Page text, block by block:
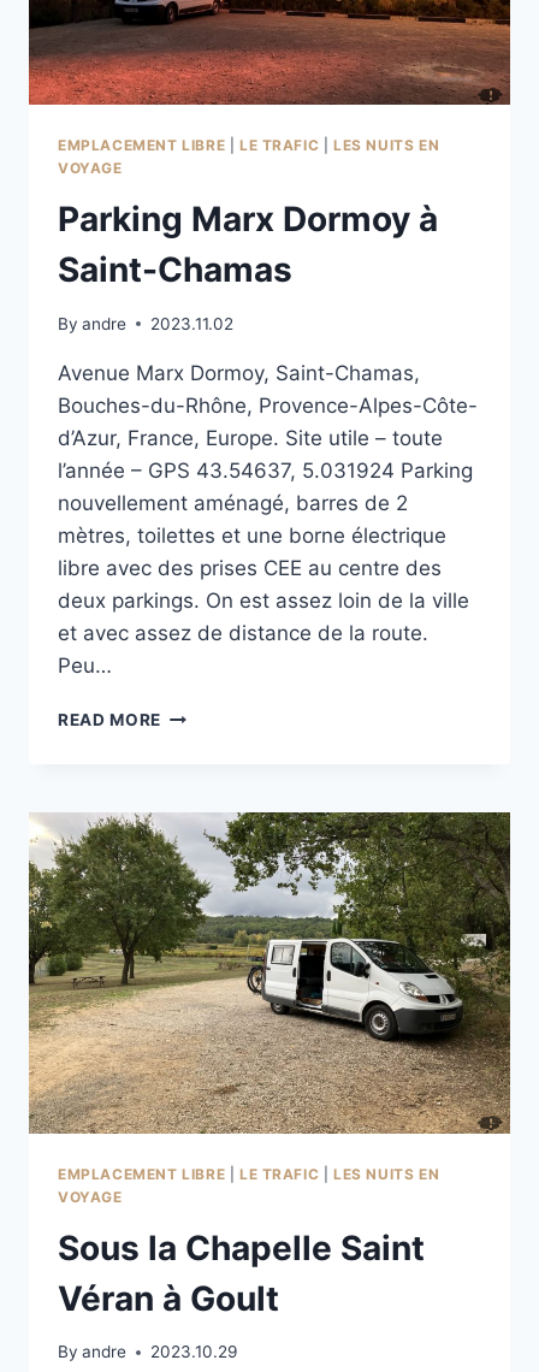
EMPLACEMENT LIBRE LE TRAFIC |LES NUITS EN
VOYAGE
Parking Marx Dormoy à
Saint-Chamas
By andre 2023.11.02
Avenue Marx Dormoy, Saint-Chamas,
Bouches-du-Rhône, Provence-Alpes-Côte-
d’Azur, France, Europe. Site utile – toute
l’année – GPS 43.54637, 5.031924 Parking
nouvellement aménagé, barres de 2
mètres, toilettes et une borne électrique
libre avec des prises CEE au centre des
deux parkings. On est assez loin de la ville
et avec assez de distance de la route.
Peu…
READ MORE PARKING
SAINT-
CHAMAS
EMPLACEMENT LIBRE LE TRAFIC |LES NUITS EN
VOYAGE
Sous la Chapelle Saint
Véran à Goult
By andre 2023.10.29